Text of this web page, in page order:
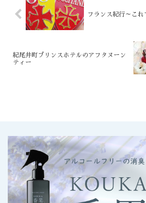
フランス紀行～こ
紀尾井町プリンスホテルのアフタヌーン
ティー